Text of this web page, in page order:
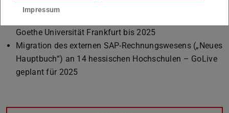
Evaluation des zukünftigen SAP Betriebsmodells und
Goethe Universität Frankfurt bis 2025
Migration des externen SAP-Rechnungswesens („Neues
Hauptbuch“) an 14 hessischen Hochschulen – GoLive
geplant für 2025
Impressum